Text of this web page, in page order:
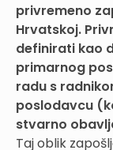
privremeno
Hrvatskoj.
definirati kao
primarnog
radu s
poslodavcu
stvarno
Taj oblik